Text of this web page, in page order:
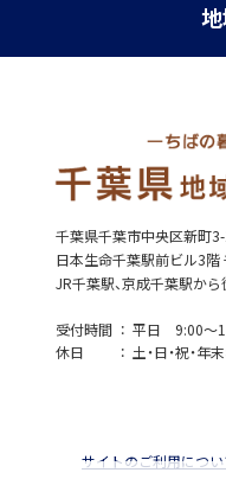
千葉県千葉市中央区新町
日本生命千葉駅前ビル3
JR千葉駅、京成千葉駅から
受付時間
平日 9:00～
休日
土・日・祝・年
サイトのご利用につい